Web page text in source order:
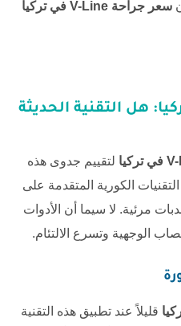
سعر جراحة V-Line في تركيا
: هل التقنية الحديثة
لتقييم جدوى هذه
التقنيات الكورية المتقدمة على
مرئية. لا سيما أن الأدوات
الوجهية وتسرع الالتئام.
قليلاً عند تطبيق هذه التقنية